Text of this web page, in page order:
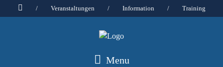
/ Veranstaltungen / Information / Training
Menu